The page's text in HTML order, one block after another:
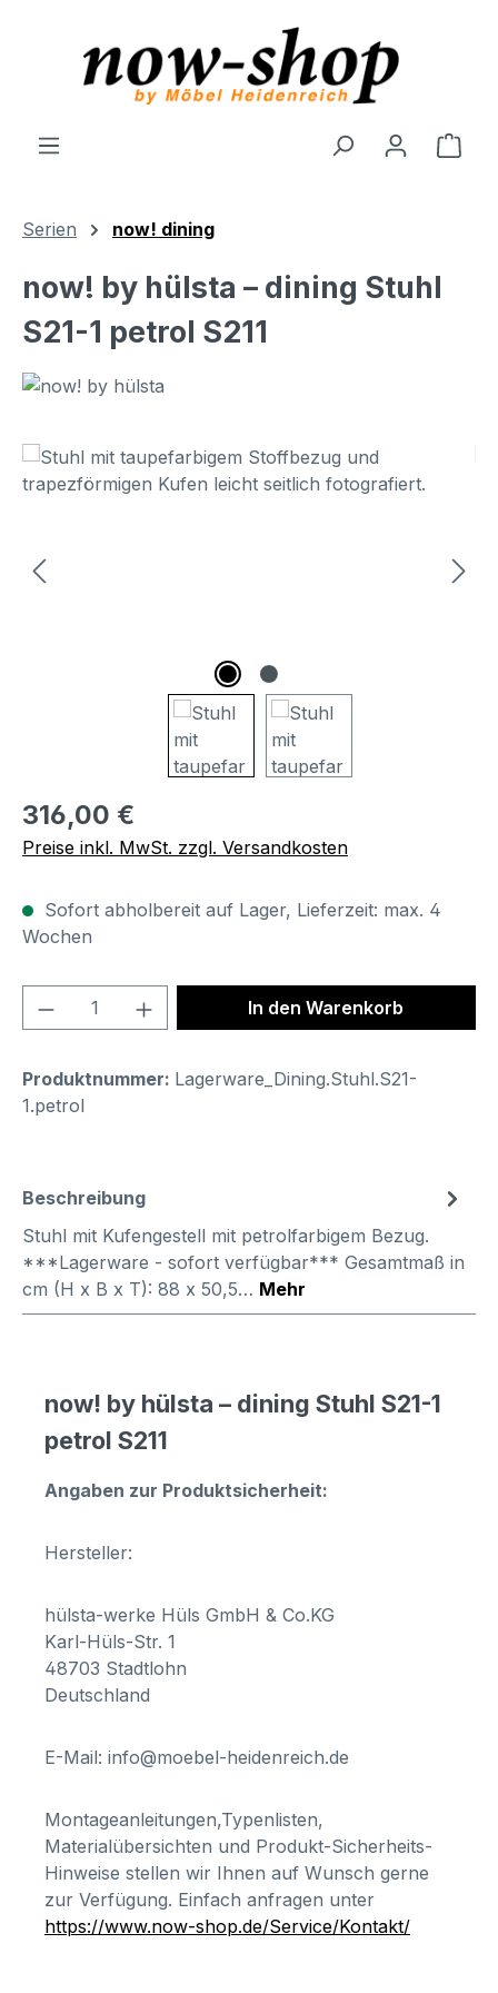
Serien now! dining
now! by hülsta – dining Stuhl
S21-1 petrol S211
Bildergalerie überspringen
Regulärer Preis:
316,00 €
Preise inkl. MwSt. zzgl. Versandkosten
Sofort abholbereit auf Lager, Lieferzeit: max. 4
Wochen
Produkt Anzahl: Gib denIn den Warenkorb
Produktnummer: Lagerware_Dining.Stuhl.S21-
1.petrol
Beschreibung
Stuhl mit Kufengestell mit petrolfarbigem Bezug.
***Lagerware - sofort verfügbar*** Gesamtmaß in
cm (H x B x T): 88 x 50,5… Mehr
now! by hülsta – dining Stuhl S21-1
petrol S211
Angaben zur Produktsicherheit:
Hersteller:
hülsta-werke Hüls GmbH & Co.KG
Karl-Hüls-Str. 1
48703 Stadtlohn
Deutschland
E-Mail: info@moebel-heidenreich.de
Montageanleitungen,Typenlisten,
Materialübersichten und Produkt-Sicherheits-
Hinweise stellen wir Ihnen auf Wunsch gerne
zur Verfügung. Einfach anfragen unter
https://www.now-shop.de/Service/Kontakt/